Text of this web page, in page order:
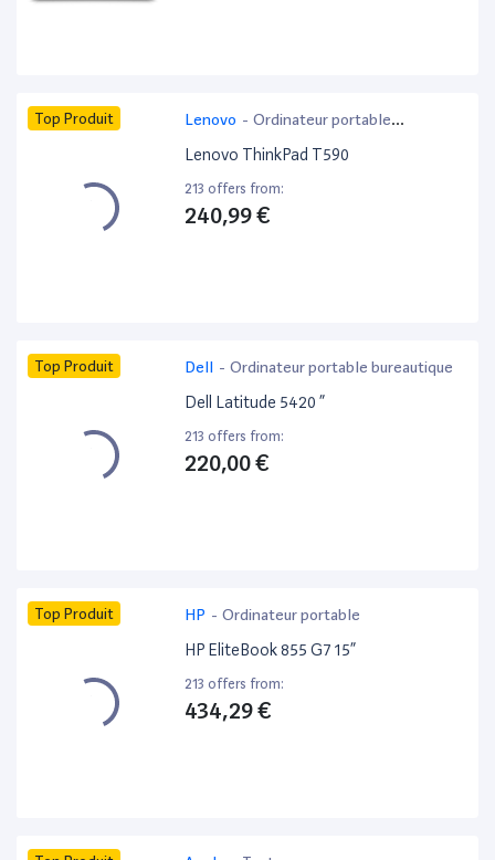
Top Produit Lenovo - Ordinateur portable
bureautique
Lenovo ThinkPad T590
213 offers from:
240,99 €
Top Produit Dell - Ordinateur portable bureautique
Dell Latitude 5420 ”
213 offers from:
220,00 €
Top Produit HP - Ordinateur portable
HP EliteBook 855 G7 15”
213 offers from:
434,29 €